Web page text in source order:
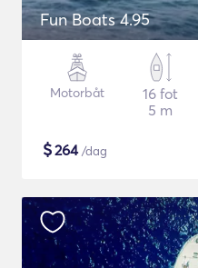
Fun Boats 4.95
Motorbåt
16 fot
5 m
$264/dag